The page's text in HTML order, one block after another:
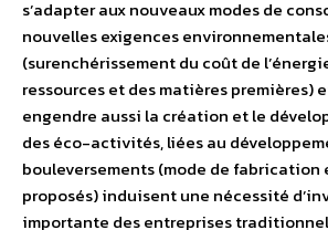
s’adapter aux nouveaux modes de
nouvelles exigences
(surenchérissement du coût de
ressources et des matières premières)
engendre aussi la création et le
des éco-activités, liées au
bouleversements (mode de fabrication
proposés) induisent une nécessité
importante des entreprises